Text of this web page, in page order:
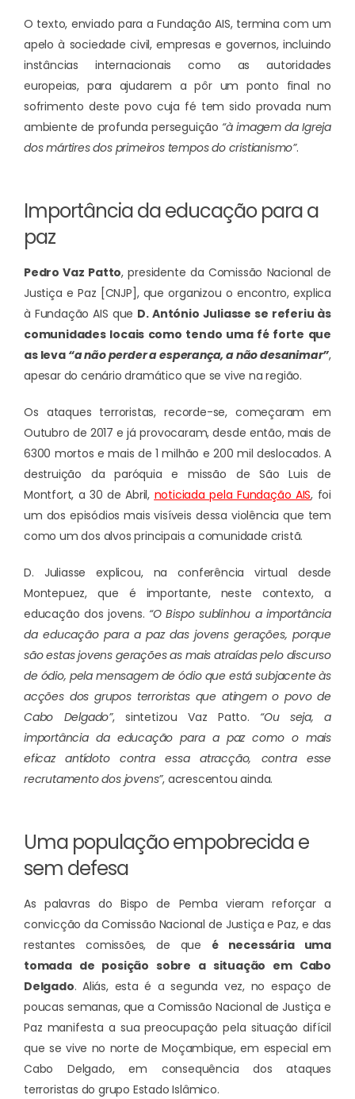
O texto, enviado para a Fundação AIS, termina com um
apelo à sociedade civil, empresas e governos, incluindo
instâncias internacionais como as autoridades
europeias, para ajudarem a pôr um ponto final no
sofrimento deste povo cuja fé tem sido provada num
ambiente de profunda perseguição “à imagem da Igreja
dos mártires dos primeiros tempos do cristianismo”.
Importância da educação para a
paz
Pedro Vaz Patto, presidente da Comissão Nacional de
Justiça e Paz [CNJP], que organizou o encontro, explica
à Fundação AIS que D. António Juliasse se referiu às
comunidades locais como tendo uma fé forte que
as leva “a não perder a esperança, a não desanimar”,
apesar do cenário dramático que se vive na região.
Os ataques terroristas, recorde-se, começaram em
Outubro de 2017 e já provocaram, desde então, mais de
6300 mortos e mais de 1 milhão e 200 mil deslocados. A
destruição da paróquia e missão de São Luis de
Montfort, a 30 de Abril, noticiada pela Fundação AIS, foi
um dos episódios mais visíveis dessa violência que tem
como um dos alvos principais a comunidade cristã.
D. Juliasse explicou, na conferência virtual desde
Montepuez, que é importante, neste contexto, a
educação dos jovens. “O Bispo sublinhou a importância
da educação para a paz das jovens gerações, porque
são estas jovens gerações as mais atraídas pelo discurso
de ódio, pela mensagem de ódio que está subjacente às
acções dos grupos terroristas que atingem o povo de
Cabo Delgado”, sintetizou Vaz Patto. “Ou seja, a
importância da educação para a paz como o mais
eficaz antídoto contra essa atracção, contra esse
recrutamento dos jovens”, acrescentou ainda.
Uma população empobrecida e
sem defesa
As palavras do Bispo de Pemba vieram reforçar a
convicção da Comissão Nacional de Justiça e Paz, e das
restantes comissões, de que é necessária uma
tomada de posição sobre a situação em Cabo
Delgado. Aliás, esta é a segunda vez, no espaço de
poucas semanas, que a Comissão Nacional de Justiça e
Paz manifesta a sua preocupação pela situação difícil
que se vive no norte de Moçambique, em especial em
Cabo Delgado, em consequência dos ataques
terroristas do grupo Estado Islâmico.